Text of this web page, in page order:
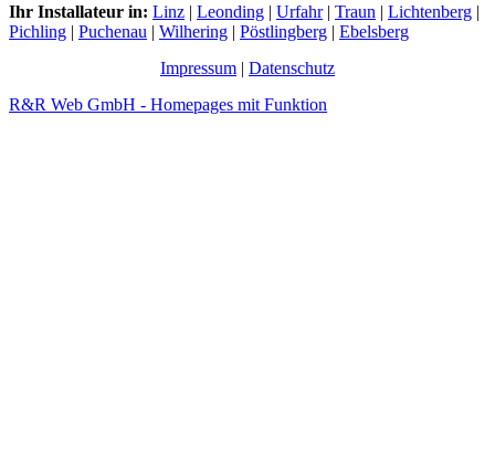
Ihr Installateur in: Linz | Leonding | Urfahr| Traun | Lichtenberg |
Pichling | Puchenau | Wilhering | Pöstlingberg | Ebelsberg
Impressum | Datenschutz
R&R Web GmbH - Homepages mit Funktion